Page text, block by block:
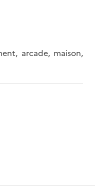
arcade, maison,